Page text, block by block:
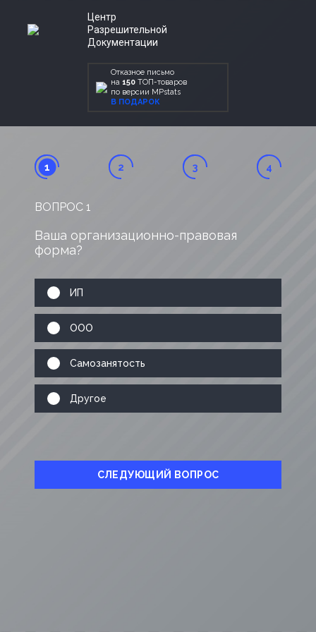
1 2 3 4
ВОПРОС 1
Ваша организационно-правовая
форма?
ИП
ООО
Самозанятость
Другое
СЛЕДУЮЩИЙ ВОПРОС
Центр
Разрешительной
Документации
Отказное письмо
на 150 ТОП-товаров
по версии MPstats
В ПОДАРОК